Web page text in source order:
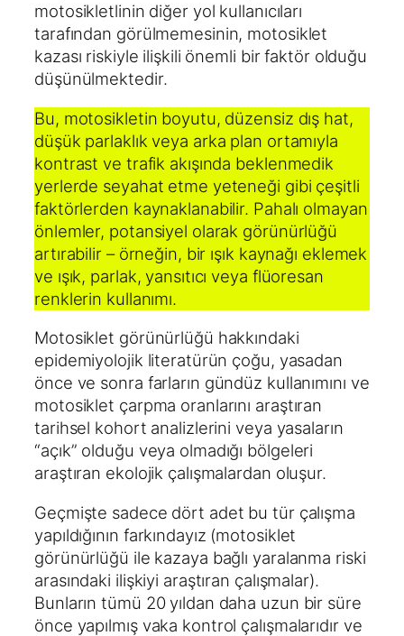
motosikletlinin diğer yol kullanıcıları
tarafından görülmemesinin, motosiklet
kazası riskiyle ilişkili önemli bir faktör olduğu
düşünülmektedir.
Bu, motosikletin boyutu, düzensiz dış hat,
düşük parlaklık veya arka plan ortamıyla
kontrast ve trafik akışında beklenmedik
yerlerde seyahat etme yeteneği gibi çeşitli
faktörlerden kaynaklanabilir. Pahalı olmayan
önlemler, potansiyel olarak görünürlüğü
artırabilir – örneğin, bir ışık kaynağı eklemek
ve ışık, parlak, yansıtıcı veya flüoresan
renklerin kullanımı.
Motosiklet görünürlüğü hakkındaki
epidemiyolojik literatürün çoğu, yasadan
önce ve sonra farların gündüz kullanımını ve
motosiklet çarpma oranlarını araştıran
tarihsel kohort analizlerini veya yasaların
“açık” olduğu veya olmadığı bölgeleri
araştıran ekolojik çalışmalardan oluşur.
Geçmişte sadece dört adet bu tür çalışma
yapıldığının farkındayız (motosiklet
görünürlüğü ile kazaya bağlı yaralanma riski
arasındaki ilişkiyi araştıran çalışmalar).
Bunların tümü 20 yıldan daha uzun bir süre
önce yapılmış vaka kontrol çalışmalarıdır ve